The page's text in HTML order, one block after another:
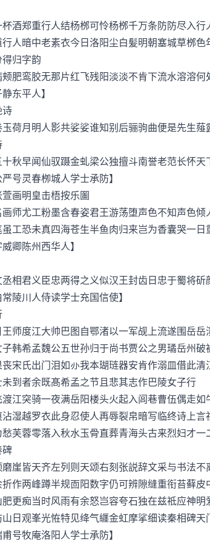
郑重行人结杨桞可怜杨桞千万条防防尽入行
人暗中老素衣今日洛阳尘白髪明朝塞城草桞
归字韵
鸾胶无那片红飞残阳淡淡不肯下流水溶溶何
东平人】
月明人影共娑娑谁知别后骊驹曲便是先生薤
早闻仙驭蹑金虬梁公独擅斗南誉老范长怀天
灵春栁城人学士承防】
画明皇击梧按乐圗
尤工粉墨含春姿君王游荡堕声色不知声色倾
工恐未真四海苍生半鱼肉归来岂为香囊哭一
陈州西华人】
君义臣忠两得之义似汉王封齿日忠于蜀将斫
川人侍读学士充国信使】
度江大帅巴图自鄂渚以一军觇上流遂围岳岳
韩希孟魏公五世孙归于尚书贾公之男璚岳州
宋氏出门泪如我本瑚琏器安肯作溺皿借此
到者余既髙希孟之节且悲其志作巴陵女子行
突骑一夜满岳阳楼头火起入闾巷曹伍偶走如
湿越罗衣此身忍使人再辱裂帛暗写临终诗上
芙蓉零落入秋水玉骨直葬青海头古来烈妇才
皆天齐左列则天颂右刻张説辞文采与书法不
作两峰蹲半规靣阳数字仍可辨隙缝重衔苔藓
更痴当时风雨有余怒岂容夸石独在兹祗应神
日观峯光恠特见绛气纒金虹摩挲细读秦相碑
牧庵洛阳人学士承防】